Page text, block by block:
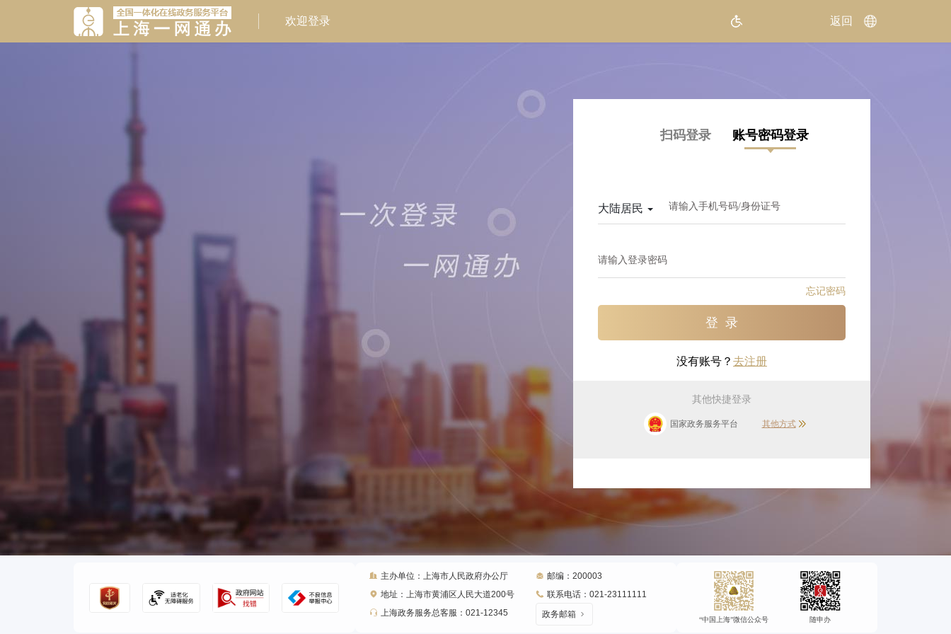
扫码登录 账号密码登录
请输入手机号码/身份证号
大陆居民
请输入登录密码
忘记密码
没有账号？ 去注册
其他快捷登录
国家政务服务平台 其他方式